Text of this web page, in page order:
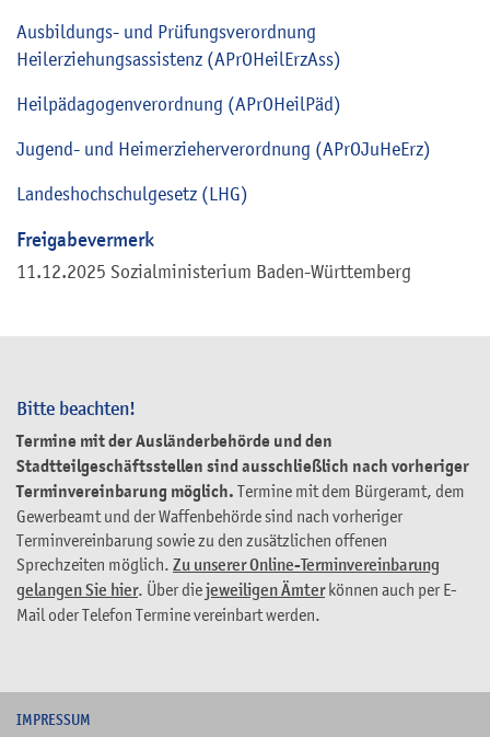
Bitte beachten!
Termine mit der Ausländerbehörde und den
Stadtteilgeschäftsstellen sind ausschließlich nach vorheriger
Terminvereinbarung möglich. Termine mit dem Bürgeramt, dem
Gewerbeamt und der Waffenbehörde sind nach vorheriger
Terminvereinbarung sowie zu den zusätzlichen offenen
Sprechzeiten möglich. Zu unserer Online-Terminvereinbarung
gelangen Sie hier. Über diejeweiligen Ämterkönnen auch per E-
Mail oder Telefon Termine vereinbart werden.
Ausbildungs- und Prüfungsverordnung
Heilerziehungsassistenz (APrOHeilErzAss)
Heilpädagogenverordnung (APrOHeilPäd)
Jugend- und Heimerzieherverordnung (APrOJuHeErz)
Landeshochschulgesetz (LHG)
Freigabevermerk
11.12.2025 Sozialministerium Baden-Württemberg
IMPRESSUM